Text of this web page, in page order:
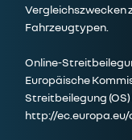
Vergleichszwecken
Fahrzeugtypen.
Online-
Europäische
Streitbeilegung
http://